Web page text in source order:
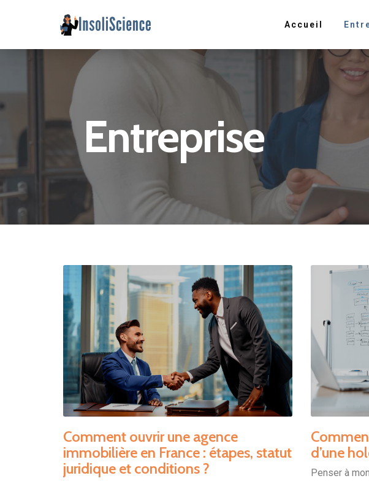
Accueil
Entreprise
Comment ouvrir une agence
immobilière en France : étapes, statut
juridique et conditions ?
d’une
Penser à